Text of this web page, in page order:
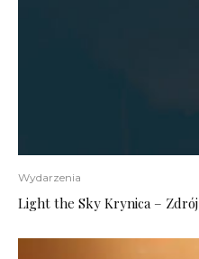
Wydarzenia
Light the Sky Krynica – Zdrój